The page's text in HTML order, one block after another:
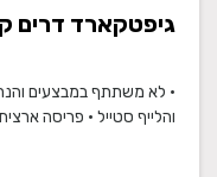
גיפטקארד דרים קארד
והלייף סטייל • פריסה